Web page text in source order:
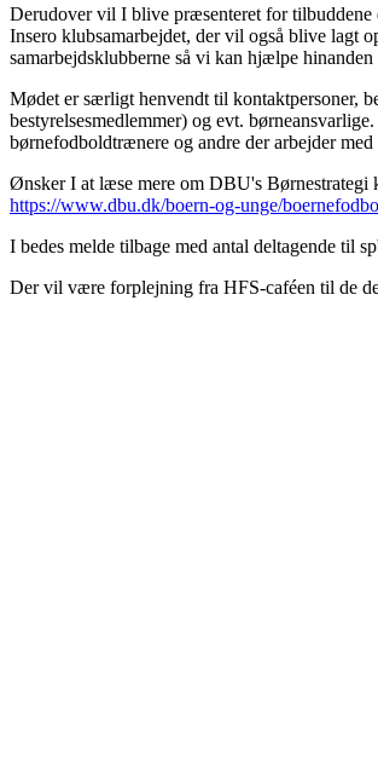
Derudover vil I blive præsenteret for tilbuddene
Insero klubsamarbejdet, der vil også blive lagt
samarbejdsklubberne så vi kan hjælpe hinanden
Mødet er særligt henvendt til kontaktpersoner,
bestyrelsesmedlemmer) og evt.
børnefodboldtrænere og andre der arbejder
Ønsker I at læse mere om DBU's Børnestrategi
https://www.dbu.dk/boern-og-unge/
I bedes melde tilbage med antal deltagende til
Der vil være forplejning fra HFS-caféen til de